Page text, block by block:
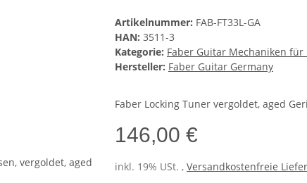
Artikelnummer: FAB-FT33L-GA
HAN: 3511-3
Kategorie: Faber Guitar Mechaniken für
Hersteller: Faber Guitar Germany
Faber Locking Tuner vergoldet, aged
146,00 €
inkl. 19% USt. , Versandkostenfreie